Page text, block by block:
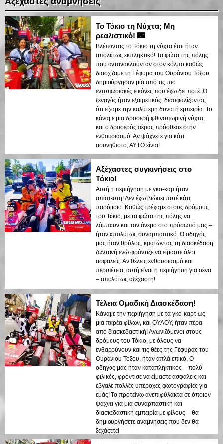
Το Τόκιο τη Νύχτα; Μη
ρεαλιστικό! 🌃
Βλέποντας το Τόκιο τη νύχτα έτσι ήταν
απολύτως εκπληκτικό! Τα φώτα της πόλης
που αντανακλούνταν στον κόλπο καθώς
διασχίζαμε τη Γέφυρα του Ουράνιου Τόξου
δημιούργησαν μία από τις πιο
εντυπωσιακές εικόνες που έχω δει ποτέ. Ο
ξεναγός ήταν εξαιρετικός, διασφαλίζοντας
ότι είχαμε την καλύτερη δυνατή εμπειρία. Το
κάναμε μια δροσερή φθινοπωρινή νύχτα,
και ο δροσερός αέρας πρόσθεσε στην
ενθουσιασμό. Αν ψάχνετε για κάτι
ασυνήθιστο, ΑΥΤΟ είναι!
Αξέχαστες συγκινήσεις στο
Τόκιο!
Αυτή η περιήγηση με γκο-καρ ήταν
απίστευτη! Δεν έχω βιώσει ποτέ κάτι
παρόμοιο. Καθώς τρέχαμε στους δρόμους
του Τόκιο, με τα φώτα της πόλης να
λάμπουν και τον άνεμο στο πρόσωπό μας –
ήταν απολύτως συναρπαστικό. Ο οδηγός
μας ήταν θρύλος, κρατώντας τη διασκέδαση
ζωντανή ενώ φρόντιζε να είμαστε όλοι
ασφαλείς. Αν θέλεις ενθουσιασμό και
περιπέτεια, αυτή είναι η περιήγηση για σένα
– απολύτως αξέχαστη!
Τέλεια Ομαδική Διασκέδαση!
Κάναμε την περιήγηση με τα γκο-καρτ ως
μια παρέα φίλων, και ΟΥΑΟΥ, ήταν πέρα
από διασκεδαστική! Αγωνιζόμενοι στους
δρόμους του Τόκιο, με όλους να
ενθαρρύνουν και τις θέες της Γέφυρας του
Ουράνιου Τόξου, ήταν απλά επικό. Ο
οδηγός μας ήταν καταπληκτικός – πολύ
φιλικός, φρόντισε να είμαστε ασφαλείς και
έβγαλε πολλές υπέροχες φωτογραφίες για
εμάς! Το προτείνω ανεπιφύλακτα σε όποιον
ψάχνει για μια συναρπαστική και
διασκεδαστική εμπειρία με φίλους – θα
δημιουργήσετε αναμνήσεις που δεν θα
ξεχάσετε!